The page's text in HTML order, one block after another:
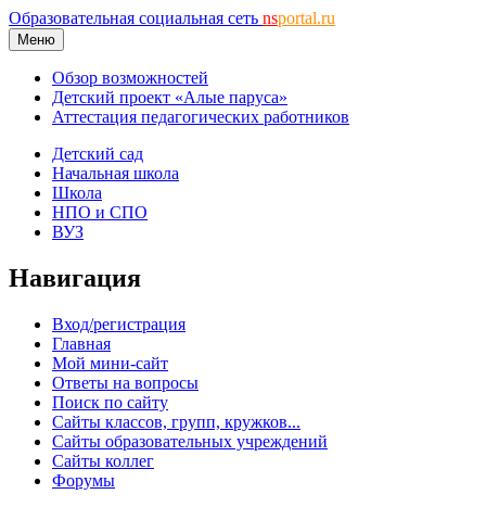
Образовательная социальная сеть nsportal.ru
Меню
Обзор возможностей
Детский проект «Алые паруса»
Аттестация педагогических работников
Детский сад
Начальная школа
Школа
НПО и СПО
ВУЗ
Навигация
Вход/регистрация
Главная
Мой мини-сайт
Ответы на вопросы
Поиск по сайту
Сайты классов, групп, кружков...
Сайты образовательных учреждений
Сайты коллег
Форумы